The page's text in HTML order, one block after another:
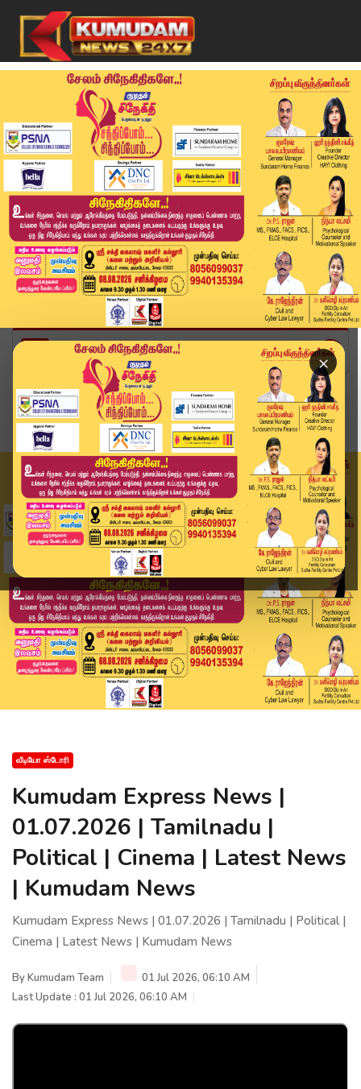
×
Home
வீடியோ ஸ்டோரி
Kumudam Express News | 01.07.2026 | Tamilnadu |...
வீடியோ ஸ்டோரி
Kumudam Express News |
01.07.2026 | Tamilnadu |
Political | Cinema | Latest News
| Kumudam News
Kumudam Express News | 01.07.2026 | Tamilnadu | Political |
Cinema | Latest News | Kumudam News
ByKumudam Team
01 Jul 2026, 06:10 AM
Last Update : 01 Jul 2026, 06:10 AM